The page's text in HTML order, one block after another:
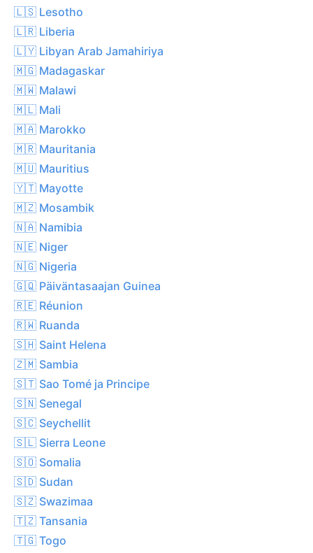
🇱🇸 Lesotho
🇱🇷 Liberia
🇱🇾 Libyan Arab Jamahiriya
🇲🇬 Madagaskar
🇲🇼 Malawi
🇲🇱 Mali
🇲🇦 Marokko
🇲🇷 Mauritania
🇲🇺 Mauritius
🇾🇹 Mayotte
🇲🇿 Mosambik
🇳🇦 Namibia
🇳🇪 Niger
🇳🇬 Nigeria
🇬🇶 Päiväntasaajan Guinea
🇷🇪 Réunion
🇷🇼 Ruanda
🇸🇭 Saint Helena
🇿🇲 Sambia
🇸🇹 Sao Tomé ja Principe
🇸🇳 Senegal
🇸🇨 Seychellit
🇸🇱 Sierra Leone
🇸🇴 Somalia
🇸🇩 Sudan
🇸🇿 Swazimaa
🇹🇿 Tansania
🇹🇬 Togo